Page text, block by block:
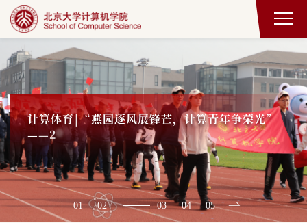
01 02 03 04 05
计算体育|“燕园逐风展锋芒，计算青年争荣光”
——2026年北大春季运动会 总结